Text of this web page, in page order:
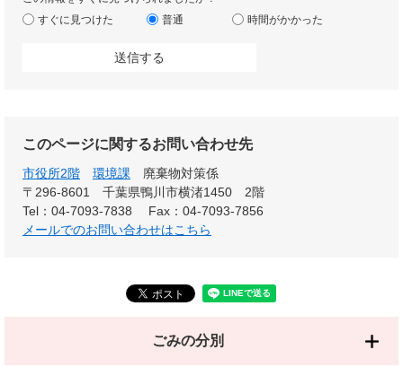
すぐに見つけた
普通 時間がかかった
このページに関するお問い合わせ先
市役所2階 環境課 廃棄物対策係
〒296-8601 千葉県鴨川市横渚1450 2階
Tel：04-7093-7838
Fax：04-7093-7856
メールでのお問い合わせはこちら
ごみの分別